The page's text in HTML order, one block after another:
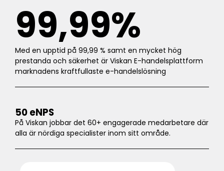
99,99%
Med en upptid på 99,99 % samt en mycket hög
prestanda och säkerhet är Viskan E-handelsplattform
marknadens kraftfullaste e-handelslösning
50 eNPS
På Viskan jobbar det 60+ engagerade medarbetare där
alla är nördiga specialister inom sitt område.